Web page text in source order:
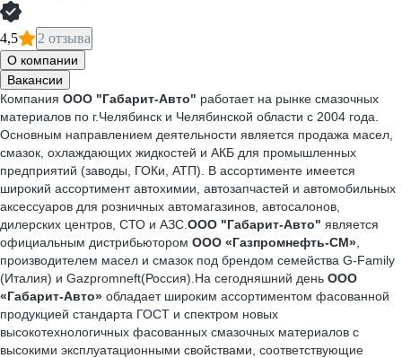
4,5 2 отзыва
О компании
Вакансии
Компания ООО "Габарит-Авто" работает на рынке смазочных
материалов по г.Челябинск и Челябинской области с 2004 года.
Основным направлением деятельности является продажа масел,
смазок, охлаждающих жидкостей и АКБ для промышленных
предприятий (заводы, ГОКи, АТП). В ассортименте имеется
широкий ассортимент автохимии, автозапчастей и автомобильных
аксессуаров для розничных автомагазинов, автосалонов,
дилерских центров, СТО и АЗС. ООО "Габарит-Авто" является
официальным дистрибьютором ООО «Газпромнефть-СМ»
производителем масел и смазок под брендом семейства G-Family
(Италия) и Gazpromneft(Россия).На сегодняшний день ООО
«Габарит-Авто» обладает широким ассортиментом фасованной
продукцией стандарта ГОСТ и спектром новых
высокотехнологичных фасованных смазочных материалов с
высокими эксплуатационными свойствами, соответствующие